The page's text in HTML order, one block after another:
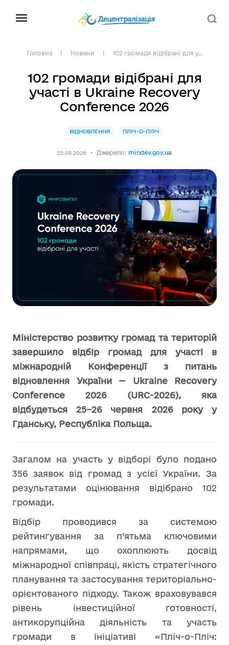
Головна Новини 102 громади відібрані для у...
102 громади відібрані для
участі в Ukraine Recovery
Conference 2026
ВІДНОВЛЕННЯ ПЛІЧ-О-ПЛІЧ
22.05.2026 Джерело: mindev.gov.ua
Міністерство розвитку громад та територій
завершило відбір громад для участі в
міжнародній Конференції з питань
відновлення України — Ukraine Recovery
Conference 2026 (URC-2026), яка
відбудеться 25–26 червня 2026 року у
Гданську, Республіка Польща.
Загалом на участь у відборі було подано
356 заявок від громад з усієї України. За
результатами оцінювання відібрано 102
громади.
Відбір проводився за системою
рейтингування за п’ятьма ключовими
напрямами, що охоплюють досвід
міжнародної співпраці, якість стратегічного
планування та застосування територіально-
орієнтованого підходу. Також враховувався
рівень інвестиційної готовності,
антикорупційна діяльність та участь
громади в ініціативі «Пліч-о-Пліч: